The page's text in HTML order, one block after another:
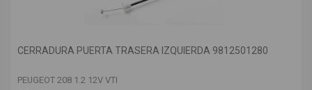
CERRADURA PUERTA TRASERA IZQUIERDA 9812501280
PEUGEOT 208 1.2 12V VTI